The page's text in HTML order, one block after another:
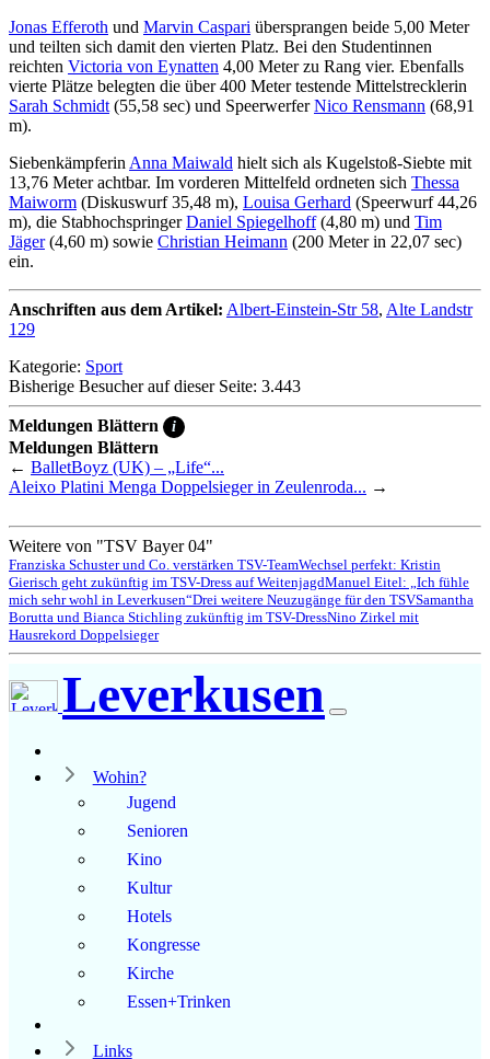
Jonas Efferoth und Marvin Caspari übersprangen beide 5,00 Meter
und teilten sich damit den vierten Platz. Bei den Studentinnen
reichten Victoria von Eynatten 4,00 Meter zu Rang vier. Ebenfalls
vierte Plätze belegten die über 400 Meter testende Mittelstrecklerin
Sarah Schmidt (55,58 sec) und SpeerwerferNico Rensmann (68,91
m).
Siebenkämpferin Anna Maiwald hielt sich als Kugelstoß-Siebte mit
13,76 Meter achtbar. Im vorderen Mittelfeld ordneten sich Thessa
Maiworm (Diskuswurf 35,48 m), Louisa Gerhard (Speerwurf 44,26
m), die StabhochspringerDaniel Spiegelhoff(4,80 m) und Tim
Jäger(4,60 m) sowie Christian Heimann (200 Meter in 22,07 sec)
ein.
Anschriften aus dem Artikel: Albert-Einstein-Str 58, Alte Landstr
129
Kategorie: Sport
Bisherige Besucher auf dieser Seite: 3.443
Meldungen Blättern i
Meldungen Blättern
← BalletBoyz (UK) – „Life“...
Aleixo Platini Menga Doppelsieger in Zeulenroda... →
Weitere von "TSV Bayer 04"
Franziska Schuster und Co. verstärken TSV-TeamWechsel perfekt: Kristin
Gierisch geht zukünftig im TSV-Dress auf WeitenjagdManuel Eitel: „Ich fühle
mich sehr wohl in Leverkusen“Drei weitere Neuzugänge für den TSVSamantha
Borutta und Bianca Stichling zukünftig im TSV-DressNino Zirkel mit
Hausrekord Doppelsieger
Leverkusen
Wohin?
Jugend
Senioren
Kino
Kultur
Hotels
Kongresse
Kirche
Essen+Trinken
Links